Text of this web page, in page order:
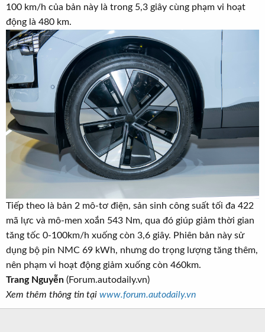
100 km/h của bản này là trong 5,3 giây cùng phạm vi hoạt
động là 480 km.
Tiếp theo là bản 2 mô-tơ điện, sản sinh công suất tối đa 422
mã lực và mô-men xoắn 543 Nm, qua đó giúp giảm thời gian
tăng tốc 0-100km/h xuống còn 3,6 giây. Phiên bản này sử
dụng bộ pin NMC 69 kWh, nhưng do trọng lượng tăng thêm,
nên phạm vi hoạt động giảm xuống còn 460km.
Trang Nguyễn (Forum.autodaily.vn)
Xem thêm thông tin tại www.forum.autodaily.vn